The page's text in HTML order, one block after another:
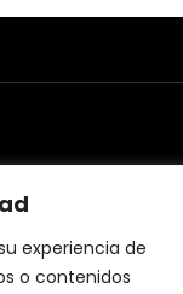
experiencia de
o contenidos